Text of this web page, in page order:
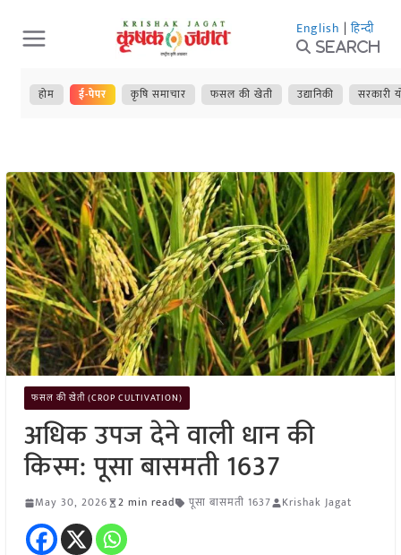
Skip
to
content
English | हिन्दी
Search
होम ई-पेपर कृषि समाचार फसल की खेती उद्यानिकी सरकारी
फसल की खेती (CROP CULTIVATION)
अधिक उपज देने वाली धान की
किस्म: पूसा बासमती 1637
May 30, 2026 2 min read पूसा बासमती 1637 Krishak Jagat